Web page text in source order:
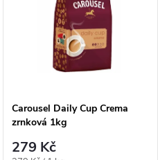
Carousel Daily Cup Crema
zrnková 1kg
279 Kč